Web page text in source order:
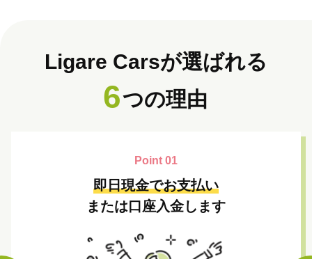
Ligare Carsが選ばれる
6つの理由
Point 01
即日現金でお支払い
または口座入金します